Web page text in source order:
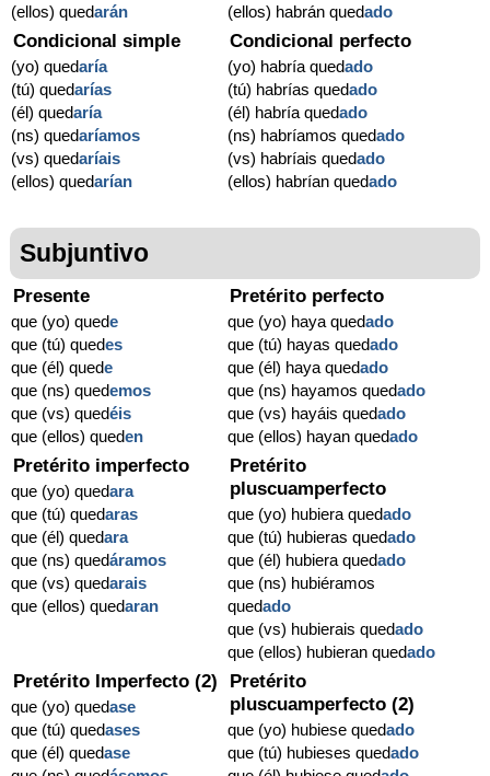
(ellos) quedarán
(ellos) habrán quedado
Condicional simple
(yo) quedaría
(tú) quedarías
(él) quedaría
(ns) quedaríamos
(vs) quedaríais
(ellos) quedarían
Condicional perfecto
(yo) habría quedado
(tú) habrías quedado
(él) habría quedado
(ns) habríamos quedado
(vs) habríais quedado
(ellos) habrían quedado
Subjuntivo
Presente
que (yo) quede
que (tú) quedes
que (él) quede
que (ns) quedemos
que (vs) quedéis
que (ellos) queden
Pretérito perfecto
que (yo) haya quedado
que (tú) hayas quedado
que (él) haya quedado
que (ns) hayamos quedado
que (vs) hayáis quedado
que (ellos) hayan quedado
Pretérito imperfecto
que (yo) quedara
que (tú) quedaras
que (él) quedara
que (ns) quedáramos
que (vs) quedarais
que (ellos) quedaran
Pretérito
pluscuamperfecto
que (yo) hubiera quedado
que (tú) hubieras quedado
que (él) hubiera quedado
que (ns) hubiéramos
quedado
que (vs) hubierais quedado
que (ellos) hubieran quedado
Pretérito Imperfecto (2)
que (yo) quedase
que (tú) quedases
que (él) quedase
Pretérito
pluscuamperfecto (2)
que (yo) hubiese quedado
que (tú) hubieses quedado